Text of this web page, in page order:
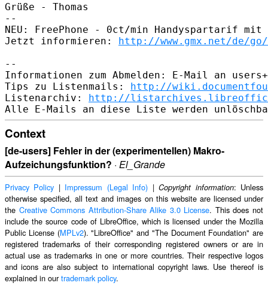
Grüße - Thomas
--
NEU: FreePhone - 0ct/min
Jetzt informieren: http://www.gmx.net/de/
--
Informationen zum Abmelden: E-Mail an
Tips zu Listenmails: http://
Listenarchiv: http://
Context
[de-users] Fehler in der (experimentellen) Makro-
Aufzeichungsfunktion? · El_Grande
Privacy Policy | Impressum (Legal Info) |Copyright information: Unless
otherwise specified, all text and images on this website are licensed under
the Creative Commons Attribution-Share Alike 3.0 License. This does not
include the source code of LibreOffice, which is licensed under the Mozilla
Public License (MPLv2). "LibreOffice" and "The Document Foundation" are
registered trademarks of their corresponding registered owners or are in
actual use as trademarks in one or more countries. Their respective logos
and icons are also subject to international copyright laws. Use thereof is
explained in ourtrademark policy.